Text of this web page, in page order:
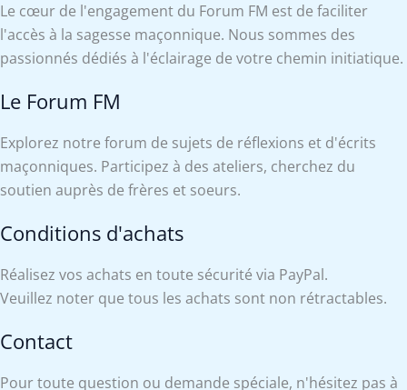
Le cœur de l'engagement du Forum FM est de faciliter
l'accès à la sagesse maçonnique. Nous sommes des
passionnés dédiés à l'éclairage de votre chemin initiatique.
Le Forum FM
Explorez notre forum de sujets de réflexions et d'écrits
maçonniques. Participez à des ateliers, cherchez du
soutien auprès de frères et soeurs.
Conditions d'achats
Réalisez vos achats en toute sécurité via PayPal.
Veuillez noter que tous les achats sont non rétractables.
Contact
Pour toute question ou demande spéciale, n'hésitez pas à